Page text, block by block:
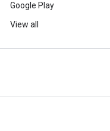
Google Play
View all